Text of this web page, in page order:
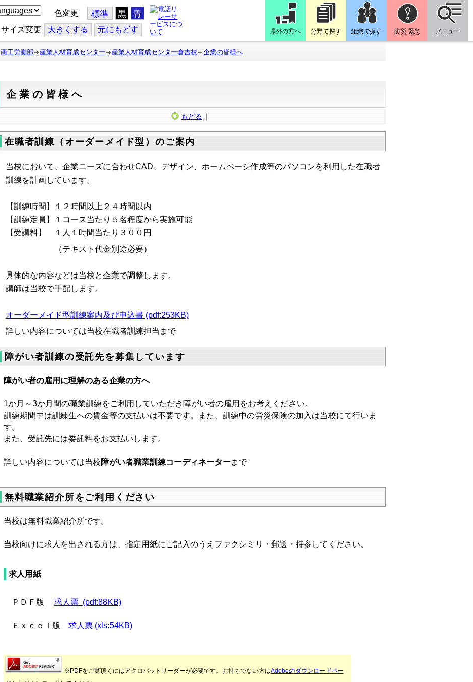
色変更 標準 黒 青
サイズ変更 大きくする 元にもどす 県外の方へ 分野で探す 組織で探す 防災 緊急 メニュー
商工労働部 産業人材育成センター 産業人材育成センター倉吉校 企業の皆様へ
企業の皆様へ
もどる ｜
在職者訓練（オーダーメイド型）のご案内
当校において、企業ニーズに合わせCAD、デザイン、ホームページ作成等のパソコンを利用した在職者
訓練を計画しています。
【訓練時間】１２時間以上２４時間以内
【訓練定員】１コース当たり５名程度から実施可能
【受講料】 １人１時間当たり３００円
（テキスト代金別途必要）
具体的な内容などは当校と企業で調整します。
講師は当校で手配します。
オーダーメイド型訓練案内及び申込書 (pdf:253KB)
詳しい内容については当校在職者訓練担当まで
障がい者訓練の受託先を募集しています
障がい者の雇用に理解のある企業の方へ
1か月～3か月間の職業訓練をご利用していただき障がい者の雇用をお考えください。
訓練期間中は訓練生への賃金等の支払いは不要です。また、訓練中の労災保険の加入は当校にて行いま
す。
また、受託先には委託料をお支払いします。
詳しい内容については当校障がい者職業訓練コーディネーターまで
無料職業紹介所をご利用ください
当校は無料職業紹介所です。
当校向けに求人を出される方は、指定用紙にご記入のうえファクシミリ・郵送・持参してください。
求人用紙
ＰＤＦ版 求人票 (pdf:88KB)
Ｅｘｃｅｌ版 求人票 (xls:54KB)
※PDFをご覧頂くにはアクロバットリーダーが必要です。お持ちでない方はAdobeのダウンロードペー